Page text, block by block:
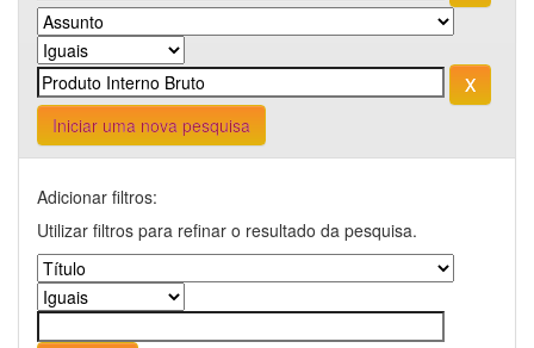
Iniciar uma nova pesquisa
Adicionar filtros:
Utilizar filtros para refinar o resultado da pesquisa.